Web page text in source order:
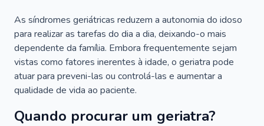
As síndromes geriátricas reduzem a autonomia do idoso
para realizar as tarefas do dia a dia, deixando-o mais
dependente da família. Embora frequentemente sejam
vistas como fatores inerentes à idade, o geriatra pode
atuar para preveni-las ou controlá-las e aumentar a
qualidade de vida ao paciente.
Quando procurar um geriatra?